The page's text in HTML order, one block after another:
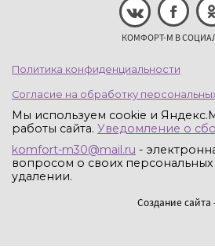
КОМФОРТ-М В
Политика конфиденциальности
Согласие на обработку
Мы используем cookie и
работы сайта. Уведомление о
komfort-m30@mail.ru -
вопросом о своих
удалении.
Создание сайта